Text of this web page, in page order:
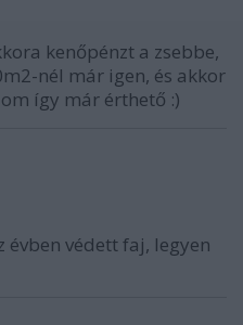
kenőpénzt a zsebbe,
nél már igen, és akkor
így már érthető :)
évben védett faj, legyen